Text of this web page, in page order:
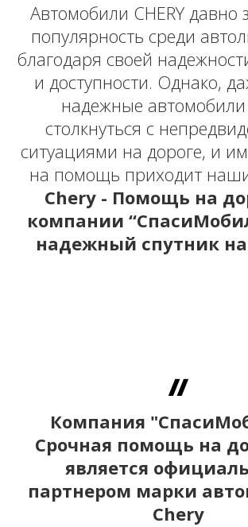
Автомобили CHERY давно
популярность среди
благодаря своей
и доступности. Однако,
надежные автомобили
столкнуться с
ситуациями на дороге, и
на помощь приходит
Chery - Помощь на
компании
надежный спутник на
Компания
Срочная помощь на
является
партнером марки
Chery